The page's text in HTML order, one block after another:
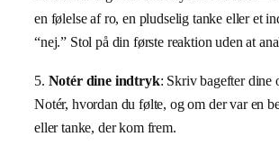
en følelse af ro, en pludselig tanke eller et
“nej.” Stol på din første reaktion uden at
5. Notér dine indtryk: Skriv bagefter dine
Notér, hvordan du følte, og om der var en
eller tanke, der kom frem.